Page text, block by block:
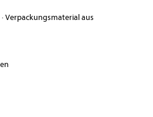
·Verpackungsmaterial aus